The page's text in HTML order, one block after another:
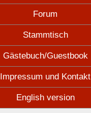
Forum
Stammtisch
Gästebuch/Guestbook
Impressum und Kontakt
English version